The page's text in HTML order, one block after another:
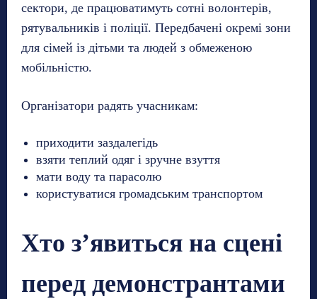
сектори, де працюватимуть сотні волонтерів,
рятувальників і поліції. Передбачені окремі зони
для сімей із дітьми та людей з обмеженою
мобільністю.
Організатори радять учасникам:
приходити заздалегідь
взяти теплий одяг і зручне взуття
мати воду та парасолю
користуватися громадським транспортом
Хто з’явиться на сцені
перед демонстрантами